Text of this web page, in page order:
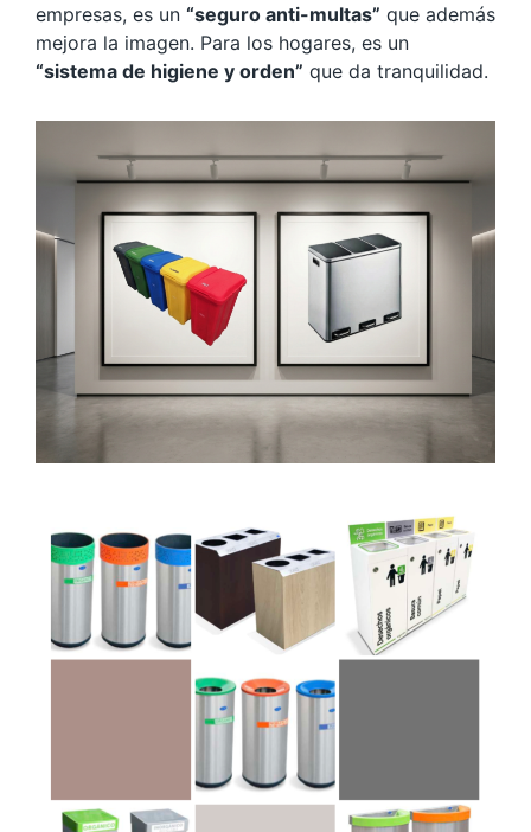
empresas, es un “seguro anti-multas” que además
mejora la imagen. Para los hogares, es un
“sistema de higiene y orden” que da tranquilidad.